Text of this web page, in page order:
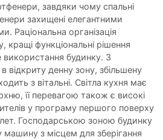
завдяки чому спальні
захищені елегантними
Раціональна організація
кращі функціональні рішення
будинку. З
денну зону, збільшену
з вітальні. Світла кухня має
її перевагою також є високі
у програму першого поверху
Господарською зоною будинку
з місцем для зберігання